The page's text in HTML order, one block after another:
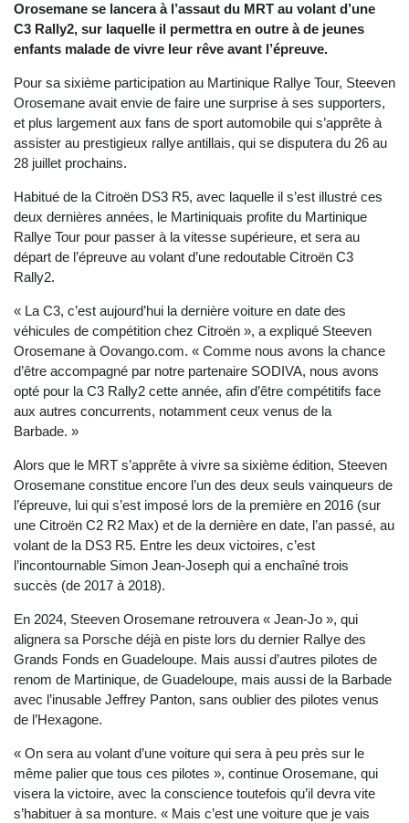
Orosemane se lancera à l’assaut du MRT au volant d’une
C3 Rally2, sur laquelle il permettra en outre à de jeunes
enfants malade de vivre leur rêve avant l’épreuve.
Pour sa sixième participation au Martinique Rallye Tour, Steeven
Orosemane avait envie de faire une surprise à ses supporters,
et plus largement aux fans de sport automobile qui s’apprête à
assister au prestigieux rallye antillais, qui se disputera du 26 au
28 juillet prochains.
Habitué de la Citroën DS3 R5, avec laquelle il s’est illustré ces
deux dernières années, le Martiniquais profite du Martinique
Rallye Tour pour passer à la vitesse supérieure, et sera au
départ de l’épreuve au volant d’une redoutable Citroën C3
Rally2.
« La C3, c’est aujourd’hui la dernière voiture en date des
véhicules de compétition chez Citroën », a expliqué Steeven
Orosemane à Oovango.com. « Comme nous avons la chance
d’être accompagné par notre partenaire SODIVA, nous avons
opté pour la C3 Rally2 cette année, afin d’être compétitifs face
aux autres concurrents, notamment ceux venus de la
Barbade. »
Alors que le MRT s’apprête à vivre sa sixième édition, Steeven
Orosemane constitue encore l’un des deux seuls vainqueurs de
l’épreuve, lui qui s’est imposé lors de la première en 2016 (sur
une Citroën C2 R2 Max) et de la dernière en date, l’an passé, au
volant de la DS3 R5. Entre les deux victoires, c’est
l’incontournable Simon Jean-Joseph qui a enchaîné trois
succès (de 2017 à 2018).
En 2024, Steeven Orosemane retrouvera « Jean-Jo », qui
alignera sa Porsche déjà en piste lors du dernier Rallye des
Grands Fonds en Guadeloupe. Mais aussi d’autres pilotes de
renom de Martinique, de Guadeloupe, mais aussi de la Barbade
avec l’inusable Jeffrey Panton, sans oublier des pilotes venus
de l’Hexagone.
« On sera au volant d’une voiture qui sera à peu près sur le
même palier que tous ces pilotes », continue Orosemane, qui
visera la victoire, avec la conscience toutefois qu’il devra vite
s’habituer à sa monture. « Mais c’est une voiture que je vais